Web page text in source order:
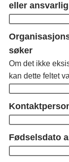
eller
søker
Om det ikke
kan dette feltet
Fødselsdato